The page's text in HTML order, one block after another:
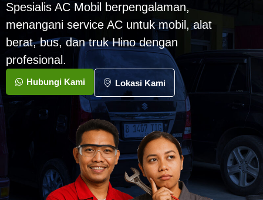
Spesialis AC Mobil berpengalaman,
menangani service AC untuk mobil, alat
berat, bus, dan truk Hino dengan
profesional.
Hubungi Kami Lokasi Kami